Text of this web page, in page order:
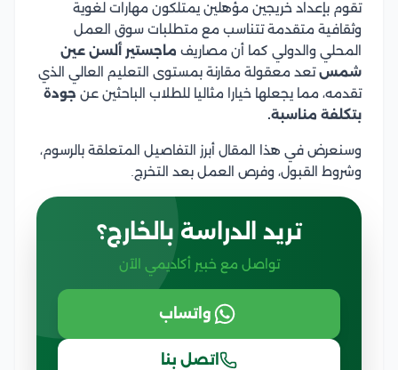
تقوم بإعداد خريجين مؤهلين يمتلكون مهارات لغوية
وثقافية متقدمة تتناسب مع متطلبات سوق العمل
المحلي والدولي كما أن مصاريف ماجستير ألسن عين
شمستعد معقولة مقارنة بمستوى التعليم العالي الذي
تقدمه، مما يجعلها خيارا مثاليا للطلاب الباحثين عن جودة
بتكلفة مناسبة.
وسنعرض في هذا المقال أبرز التفاصيل المتعلقة بالرسوم،
وشروط القبول، وفرص العمل بعد التخرج.
تريد الدراسة بالخارج؟
تواصل مع خبير أكاديمي الآن
واتساب
اتصل بنا